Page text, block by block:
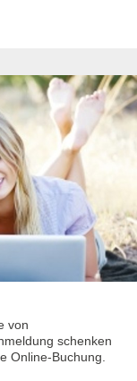
von
schenken
Online-Buchung.